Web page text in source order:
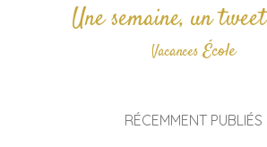
Une semaine, un tweet
Vacances École
RÉCEMMENT PUBLIÉS